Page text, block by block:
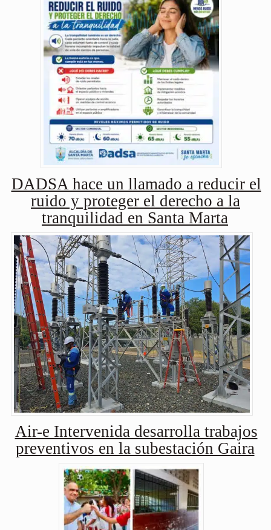
DADSA hace un llamado a reducir el
ruido y proteger el derecho a la
tranquilidad en Santa Marta
Air-e Intervenida desarrolla trabajos
preventivos en la subestación Gaira